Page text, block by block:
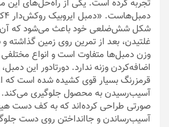
تجربه کرده است. یکی از راه‌حل‌های
شکل شش‌ضلعی خود باعث می‌شود که آن
غلتیدن، بعد از تمرین روی زمین گذاشته و
وزن دمبل‌ها متفاوت است و انواع مختلفی
اضافه‌کردن وزنه ندارد. دورتادور این
قرمزرنگ بسیار قوی کشیده شده است که
آسیب‌رسیدن به محصول جلوگیری می‌کند.
صورتی طراحی‌ کرده‌اند که به کف دست
آسیب‌رساندن و جاانداختن روی دست